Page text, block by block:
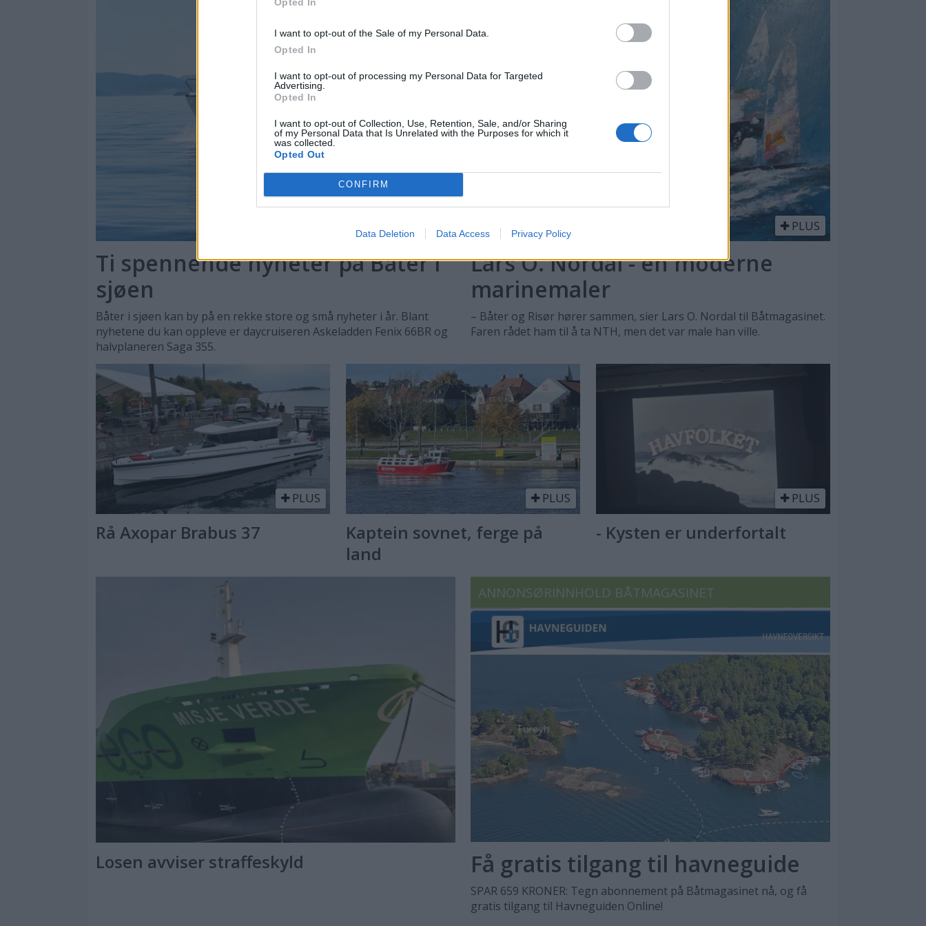
I want to opt-out of the Sale of my Personal Data.
Opted In
I want to opt-out of processing my Personal Data for Targeted
Advertising.
Opted In
I want to opt-out of Collection, Use, Retention, Sale, and/or Sharing
of my Personal Data that Is Unrelated with the Purposes for which it
was collected.
Opted Out
CONFIRM
Data Deletion Data Access Privacy Policy
Ti spennende nyheter på Båter i
sjøen
Båter i sjøen kan by på en rekke store og små nyheter i år. Blant
nyhetene du kan oppleve er daycruiseren Askeladden Fenix 66BR og
halvplaneren Saga 355.
PLUS
Lars O. Nordal - en moderne
marinemaler
– Båter og Risør hører sammen, sier Lars O. Nordal til Båtmagasinet.
Faren rådet ham til å ta NTH, men det var male han ville.
PLUS
Rå Axopar Brabus 37
PLUS
Kaptein sovnet, ferge på
land
PLUS
- Kysten er underfortalt
Losen avviser straffeskyld
ANNONSØRINNHOLD BÅTMAGASINET
Få gratis tilgang til havneguide
SPAR 659 KRONER: Tegn abonnement på Båtmagasinet nå, og få
gratis tilgang til Havneguiden Online!